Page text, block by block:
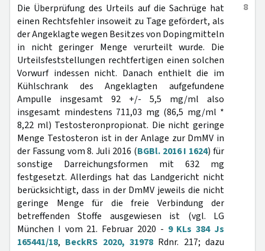
8
Die Überprüfung des Urteils auf die Sachrüge hat
einen Rechtsfehler insoweit zu Tage gefördert, als
der Angeklagte wegen Besitzes von Dopingmitteln
in nicht geringer Menge verurteilt wurde. Die
Urteilsfeststellungen rechtfertigen einen solchen
Vorwurf indessen nicht. Danach enthielt die im
Kühlschrank des Angeklagten aufgefundene
Ampulle insgesamt 92 +/- 5,5 mg/ml also
insgesamt mindestens 711,03 mg (86,5 mg/ml *
8,22 ml) Testosteronpropionat. Die nicht geringe
Menge Testosteron ist in der Anlage zur DmMV in
der Fassung vom 8. Juli 2016 (BGBl. 2016 I 1624) für
sonstige Darreichungsformen mit 632 mg
festgesetzt. Allerdings hat das Landgericht nicht
berücksichtigt, dass in der DmMV jeweils die nicht
geringe Menge für die freie Verbindung der
betreffenden Stoffe ausgewiesen ist (vgl. LG
München I vom 21. Februar 2020 - 9 KLs 384 Js
165441/18, BeckRS 2020, 31978 Rdnr. 217; dazu